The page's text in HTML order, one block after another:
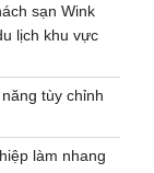
sạn Wink
lịch khu vực
tùy chỉnh
làm nhang